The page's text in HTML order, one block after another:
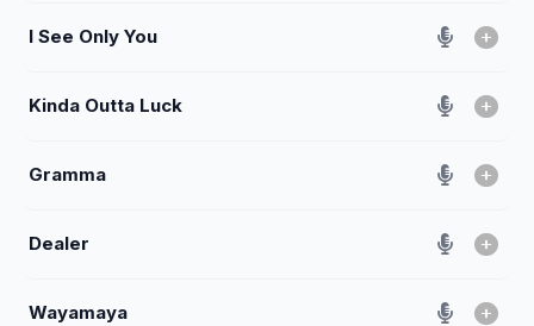
I See Only You
Kinda Outta Luck
Gramma
Dealer
Wayamaya